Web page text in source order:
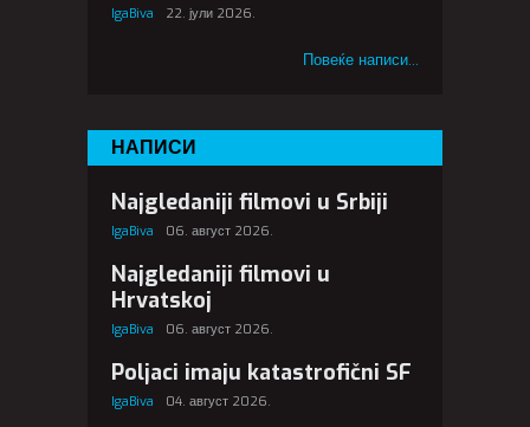
IgaBiva 22. јули 2026.
Повеќе написи...
НАПИСИ
Najgledaniji filmovi u Srbiji
IgaBiva 06. август 2026.
Najgledaniji filmovi u
Hrvatskoj
IgaBiva 06. август 2026.
Poljaci imaju katastrofični SF
IgaBiva 04. август 2026.